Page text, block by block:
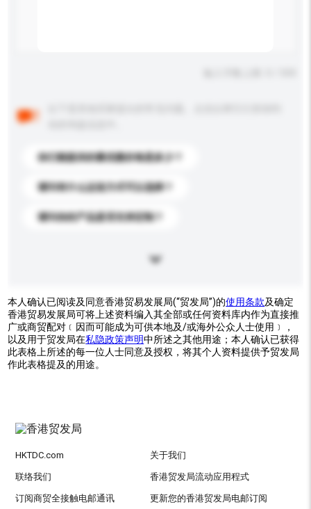
你们能提供的最优惠价格是多少？
请问有什么运送方式可以选择？
请问你的产品是否支持定制？
本人确认已阅读及同意香港贸易发展局(“贸发局”)的使用条款及确定
香港贸易发展局可将上述资料编入其全部或任何资料库内作为直接推
广或商贸配对﹝因而可能成为可供本地及/或海外公众人士使用﹞，
以及用于贸发局在私隐政策声明中所述之其他用途；本人确认已获得
此表格上所述的每一位人士同意及授权，将其个人资料提供予贸发局
作此表格提及的用途。
HKTDC.com 关于我们
联络我们 香港贸发局流动应用程式
订阅商贸全接触电邮通讯 更新您的香港贸发局电邮订阅